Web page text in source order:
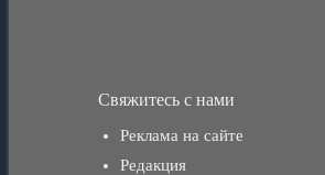
Свяжитесь с нами
Реклама на сайте
Редакция